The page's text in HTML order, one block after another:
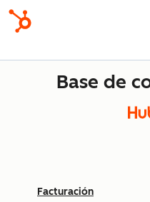
Base de
Facturación